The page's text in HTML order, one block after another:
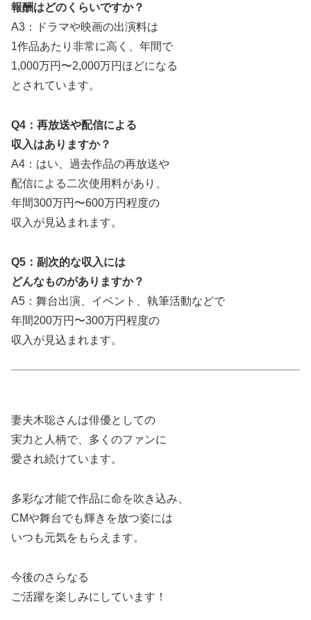
報酬はどのくらいですか？
A3：ドラマや映画の出演料は
1作品あたり非常に高く、年間で
1,000万円〜2,000万円ほどになる
とされています。
Q4：再放送や配信による
収入はありますか？
A4：はい、過去作品の再放送や
配信による二次使用料があり、
年間300万円〜600万円程度の
収入が見込まれます。
Q5：副次的な収入には
どんなものがありますか？
A5：舞台出演、イベント、執筆活動などで
年間200万円〜300万円程度の
収入が見込まれます。
妻夫木聡さんは俳優としての
実力と人柄で、多くのファンに
愛され続けています。
多彩な才能で作品に命を吹き込み、
CMや舞台でも輝きを放つ姿には
いつも元気をもらえます。
今後のさらなる
ご活躍を楽しみにしています！